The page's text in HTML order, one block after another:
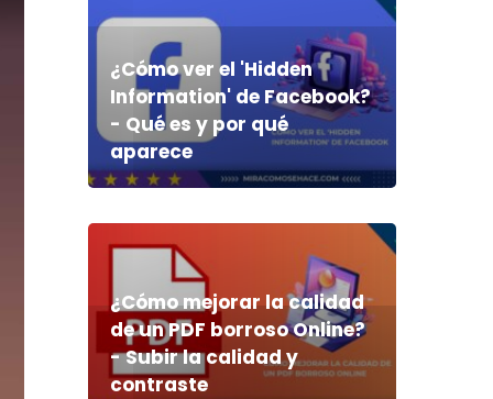
¿Cómo ver el 'Hidden
Information' de Facebook?
- Qué es y por qué
aparece
¿Cómo mejorar la calidad
de un PDF borroso Online?
- Subir la calidad y
contraste